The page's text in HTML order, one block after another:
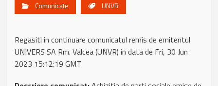
Comunicate UNVR
Regasiti in continuare comunicatul remis de emitentul
UNIVERS SA Rm. Valcea (UNVR) in data de Fri, 30 Jun
2023 15:12:19 GMT